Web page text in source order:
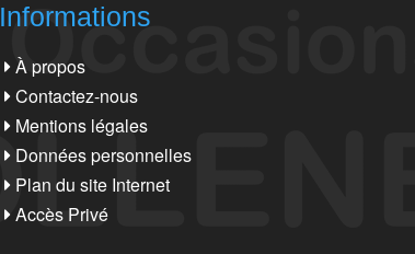
Informations
À propos
Contactez-nous
Mentions légales
Données personnelles
Plan du site Internet
Accès Privé